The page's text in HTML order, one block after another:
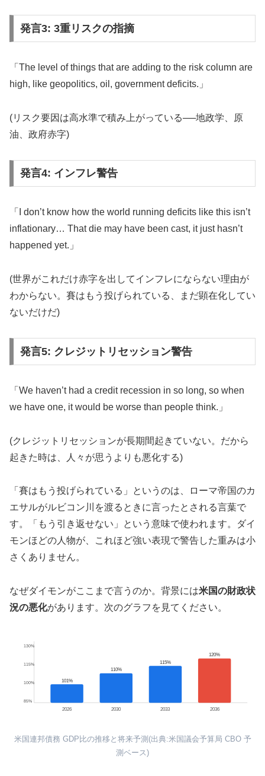
発言3: 3重リスクの指摘
「The level of things that are adding to the risk column are
high, like geopolitics, oil, government deficits.」
(リスク要因は高水準で積み上がっている──地政学、原
油、政府赤字)
発言4: インフレ警告
「I don’t know how the world running deficits like this isn’t
inflationary… That die may have been cast, it just hasn’t
happened yet.」
(世界がこれだけ赤字を出してインフレにならない理由が
わからない。賽はもう投げられている、まだ顕在化してい
ないだけだ)
発言5: クレジットリセッション警告
「We haven’t had a credit recession in so long, so when
we have one, it would be worse than people think.」
(クレジットリセッションが長期間起きていない。だから
起きた時は、人々が思うよりも悪化する)
「賽はもう投げられている」というのは、ローマ帝国のカ
エサルがルビコン川を渡るときに言ったとされる言葉で
す。「もう引き返せない」という意味で使われます。ダイ
モンほどの人物が、これほど強い表現で警告した重みは小
さくありません。
なぜダイモンがここまで言うのか。背景には米国の財政状
況の悪化があります。次のグラフを見てください。
130%
115%
100%
85%
2026
101%
2030
110%
2033
115%
2036
120%
米国連邦債務 GDP比の推移と将来予測(出典:米国議会予算局 CBO 予
測ベース)